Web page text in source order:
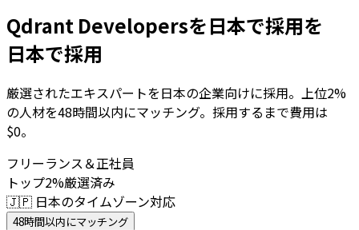
Qdrant Developersを日本で採用を
日本で採用
厳選されたエキスパートを日本の企業向けに採用。上位2%
の人材を48時間以内にマッチング。採用するまで費用は
$0。
フリーランス＆正社員
トップ2%厳選済み
🇯🇵 日本のタイムゾーン対応
48時間以内にマッチング